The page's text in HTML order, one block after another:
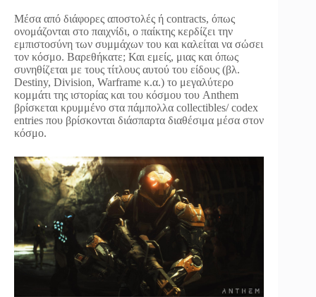
Μέσα από διάφορες αποστολές ή contracts, όπως
ονομάζονται στο παιχνίδι, ο παίκτης κερδίζει την
εμπιστοσύνη των συμμάχων του και καλείται να σώσει
τον κόσμο. Βαρεθήκατε; Και εμείς, μιας και όπως
συνηθίζεται με τους τίτλους αυτού του είδους (βλ.
Destiny, Division, Warframe κ.α.) το μεγαλύτερο
κομμάτι της ιστορίας και του κόσμου του Anthem
βρίσκεται κρυμμένο στα πάμπολλα collectibles/ codex
entries που βρίσκονται διάσπαρτα διαθέσιμα μέσα στον
κόσμο.